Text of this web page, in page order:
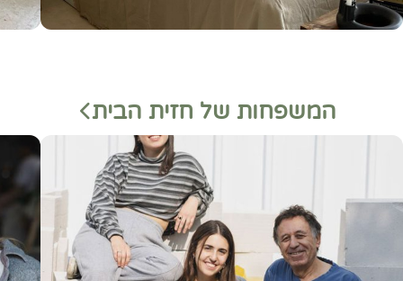
המשפחות של חזית הבית